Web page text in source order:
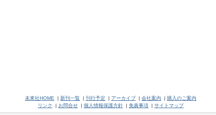
未來社HOME | 新刊一覧 | 刊行予定 | アーカイブ | 会社案内 | 購入のご案内
リンク
| お問合せ | 個人情報保護方針 | 免責事項 | サイトマップ